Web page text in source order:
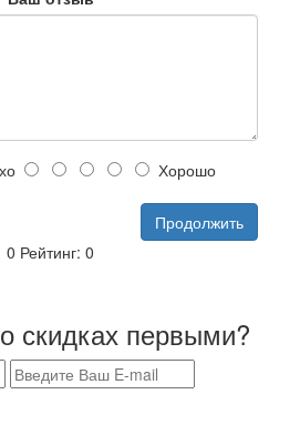
Хорошо
Продолжить
0 Рейтинг: 0
скидках первыми?